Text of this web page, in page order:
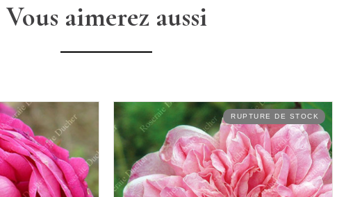
Vous aimerez aussi
RUPTURE DE STOCK